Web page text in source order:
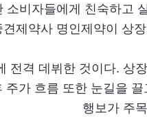
소비자들에게 친숙하고
견제약사 명인제약이 상
전격 데뷔한 것이다. 상
주가 흐름 또한 눈길을
행보가 주